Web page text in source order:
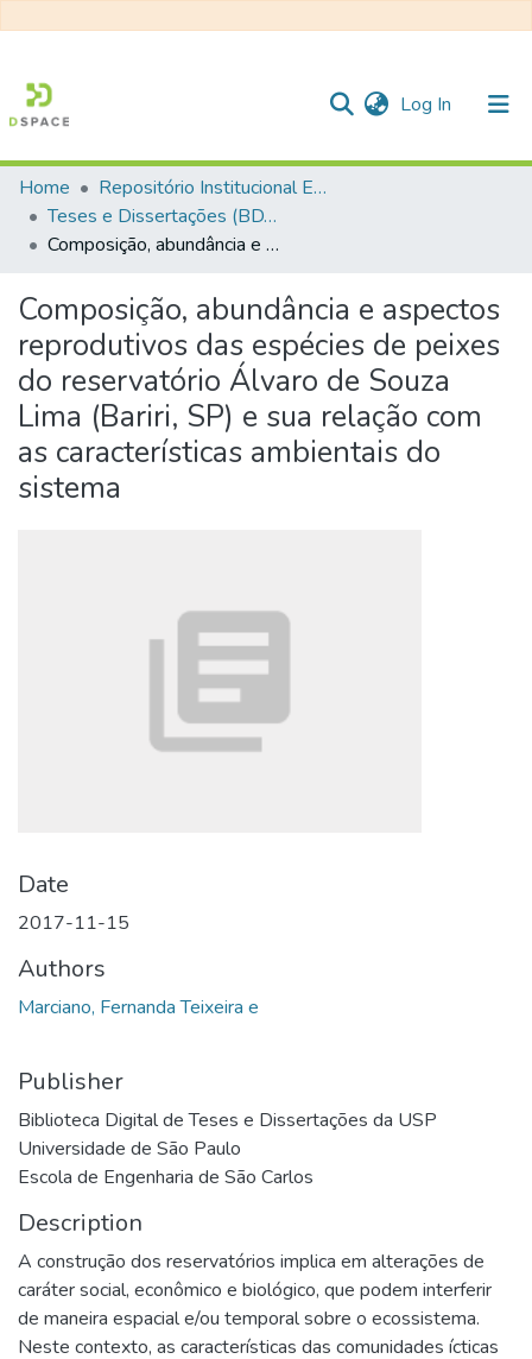
Log In (current)
Communities & Collections
All of DSpace
Statistics
Home
Repositório Institucional EESC
Teses e Dissertações (BDTD USP)
Composição, abundância e aspectos reprodutivos das espécies de peixes do reservatório Álvaro de Souza Lima (Bariri, SP) e sua relação com as características ambientais do sistema
Composição, abundância e aspectos
reprodutivos das espécies de peixes
do reservatório Álvaro de Souza
Lima (Bariri, SP) e sua relação com
as características ambientais do
sistema
Date
2017-11-15
Authors
Marciano, Fernanda Teixeira e
Publisher
Biblioteca Digital de Teses e Dissertações da USP
Universidade de São Paulo
Escola de Engenharia de São Carlos
Description
A construção dos reservatórios implica em alterações de
caráter social, econômico e biológico, que podem interferir
de maneira espacial e/ou temporal sobre o ecossistema.
Neste contexto, as características das comunidades ícticas